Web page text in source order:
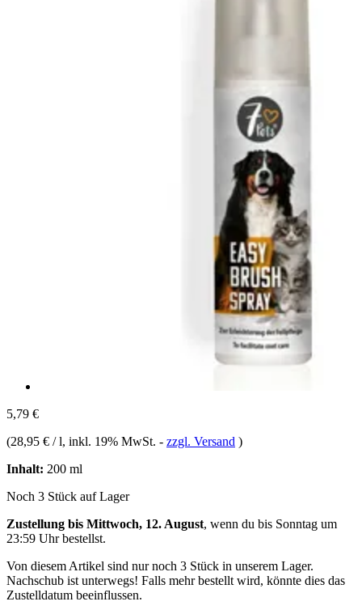
5,79 €
(28,95 € / l, inkl. 19% MwSt. - zzgl. Versand )
Inhalt: 200 ml
Noch 3 Stück auf Lager
Zustellung bis Mittwoch, 12. August, wenn du bis Sonntag um
23:59 Uhrbestellst.
Von diesem Artikel sind nur noch 3 Stück in unserem Lager.
Nachschub ist unterwegs! Falls mehr bestellt wird, könnte dies das
Zustelldatum beeinflussen.